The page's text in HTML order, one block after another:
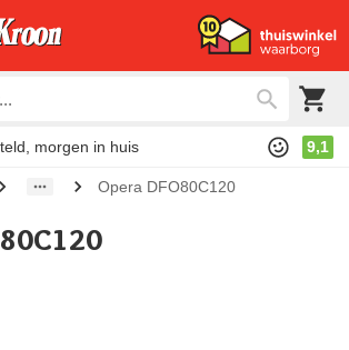
morgen in huis 9,1
Opera DFO80C120